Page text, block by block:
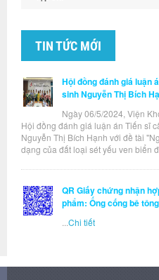
TIN TỨC MỚI
Hội đồng đánh giá luận
sinh Nguyễn Thị Bích
Ngày 06/5/2024, Viện
Hội đồng đánh giá luận án Tiến sĩ
Nguyễn Thị Bích Hạnh với đề tài
dạng của đất loại sét yếu ven biển
QR Giấy chứng nhận
phẩm: Ống cống bê
Chi tiết